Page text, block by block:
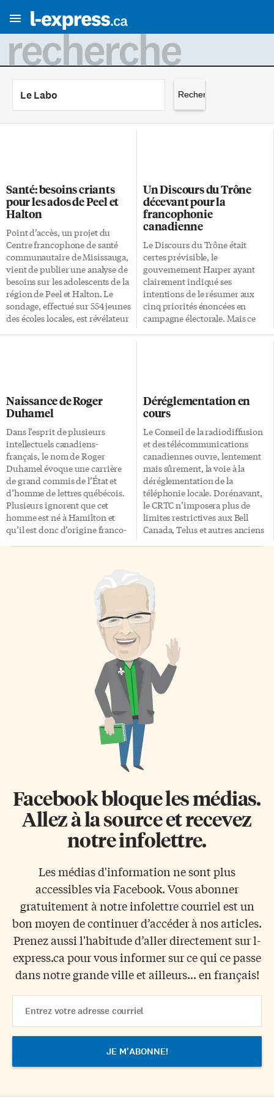
recherche
Santé: besoins criants
pour les ados de Peel et
Halton
Point d’accès, un projet du
Centre francophone de santé
communautaire de Misissauga,
vient de publier une analyse de
besoins sur les adolescents de la
région de Peel et Halton. Le
sondage, effectué sur 554 jeunes
des écoles locales, est révélateur
prévention des maladies. Point
d’accès, qui milite pour la
démocratisation des services de
santé primaires en français,
déplore le fait que la situation
se soit nettement dégradée
depuis les derniers rapports de
1995. C’est du moins le constat
[…]
Un Discours du Trône
décevant pour la
francophonie
canadienne
Le Discours du Trône était
certes prévisible, le
gouvernement Harper ayant
clairement indiqué ses
intentions de le résumer aux
cinq priorités énoncées en
campagne électorale. Mais ce
la Gouverneure générale
Michaëlle Jean, le fait français
aurait été totalement ignoré
dans le Discours du Trône.
«Notre dualité linguistique est
un atout pour le pays», a-t-elle
soutenu. Mais dans l’énoncé des
valeurs fondamentales
canadiennes, aucune mention
de la dualité linguistique ou
encore du multiculturalisme.
Naissance de Roger
Duhamel
Dans l’esprit de plusieurs
intellectuels canadiens-
français, le nom de Roger
Duhamel évoque une carrière
de grand commis de l’État et
d’homme de lettres québécois.
Plusieurs ignorent que cet
homme est né à Hamilton et
qu’il est donc d’origine franco-
baccalauréat ès arts et d’une
licence en droit de l’Université
Montréal, Camilien Houde,
puis se lance en journalisme.
journal Le Canada et au Devoir
(1942-1944), directeur du
Montréal-Matin (1947-1953) et
de L’Action universitaire […]
Déréglementation en
cours
Le Conseil de la radiodiffusion
et des télécommunications
canadiennes ouvre, lentement
mais sûrement, la voie à la
déréglementation de la
téléphonie locale. Dorénavant,
le CRTC n’imposera plus de
limites restrictives aux Bell
Canada, Telus et autres anciens
l’interurbain, le CRTC s’attaque
à ces marchés dominés par les
grands joueurs de la téléphonie.
En fait, la décision rendue jeudi
dernier n’est pas la première
concernant la téléphonie locale.
Au cours des dernières années,
l’organisme fédéral a imposé
des règles plus sévères à Bell
Canada notamment pour […]
Facebook bloque les médias.
Allez à la source et recevez
notre infolettre.
Les médias d'information ne sont plus
accessibles via Facebook. Vous abonner
gratuitement à notre infolettre courriel est un
bon moyen de continuer d’accéder à nos articles.
Prenez aussi l'habitude d’aller directement sur l-
express.ca pour vous informer sur ce qui ce passe
dans notre grande ville et ailleurs... en français!
Address